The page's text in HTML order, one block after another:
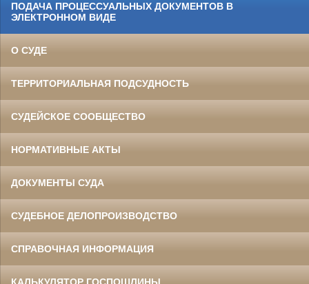
ПОДАЧА ПРОЦЕССУАЛЬНЫХ ДОКУМЕНТОВ В
ЭЛЕКТРОННОМ ВИДЕ
О СУДЕ
ТЕРРИТОРИАЛЬНАЯ ПОДСУДНОСТЬ
СУДЕЙСКОЕ СООБЩЕСТВО
НОРМАТИВНЫЕ АКТЫ
ДОКУМЕНТЫ СУДА
СУДЕБНОЕ ДЕЛОПРОИЗВОДСТВО
СПРАВОЧНАЯ ИНФОРМАЦИЯ